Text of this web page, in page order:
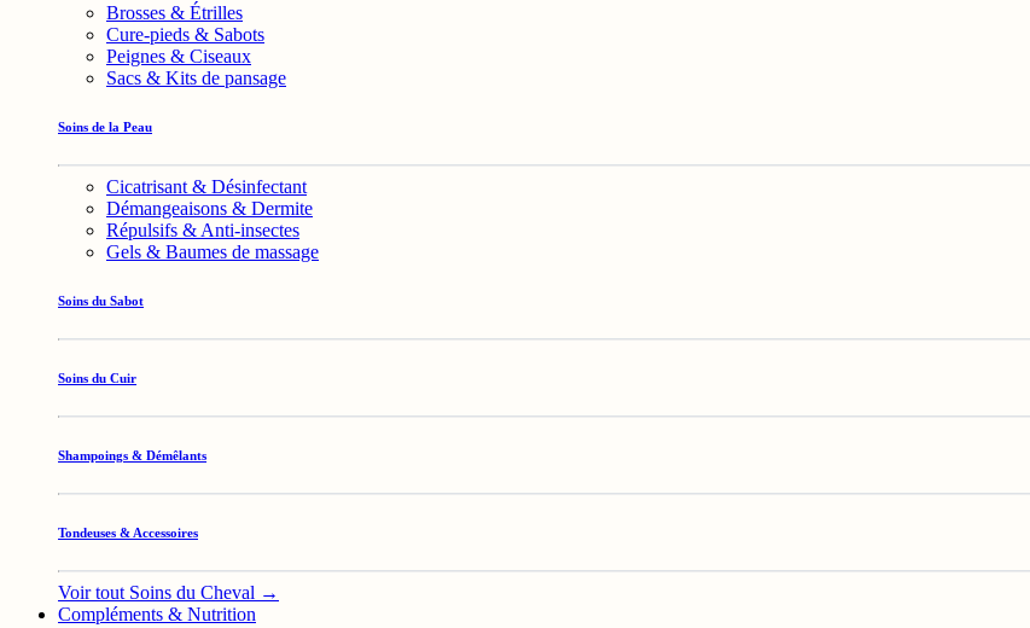
Brosses & Étrilles
Cure-pieds & Sabots
Peignes & Ciseaux
Sacs & Kits de pansage
Soins de la Peau
Cicatrisant & Désinfectant
Démangeaisons & Dermite
Répulsifs & Anti-insectes
Gels & Baumes de massage
Soins du Sabot
Soins du Cuir
Shampoings & Démêlants
Tondeuses & Accessoires
Voir tout Soins du Cheval →
Compléments & Nutrition